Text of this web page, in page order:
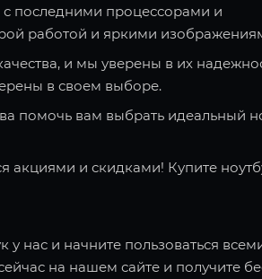
последними процессорами и
работой и яркими
и мы уверены в их
в своем выборе.
помочь вам выбрать идеальный
акциями и скидками! Купите
у нас и начните пользоваться
на нашем сайте и получите